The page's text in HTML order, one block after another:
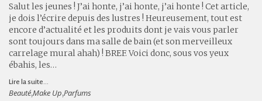
Salut les jeunes ! J’ai honte, j’ai honte, j’ai honte ! Cet article,
je dois l’écrire depuis des lustres ! Heureusement, tout est
encore d’actualité et les produits dont je vais vous parler
sont toujours dans ma salle de bain (et son merveilleux
carrelage mural ahah) ! BREF. Voici donc, sous vos yeux
ébahis, les…
Lire la suite...
Beauté,Make Up,Parfums